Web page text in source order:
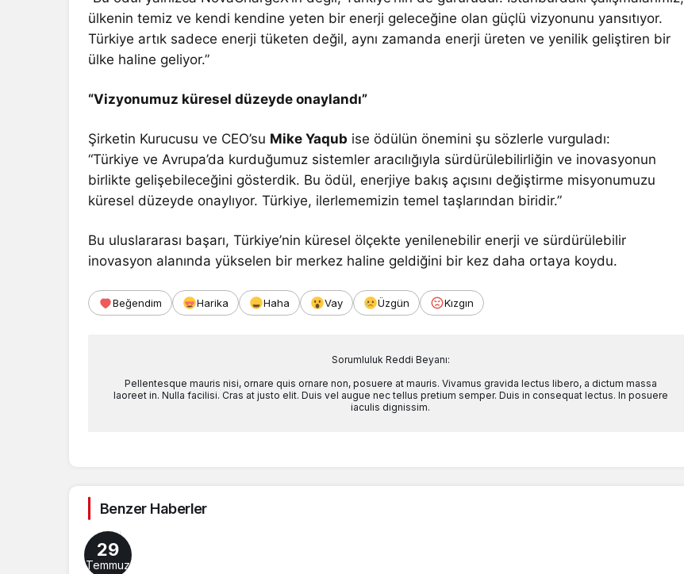
ülkenin temiz ve kendi kendine yeten bir enerji geleceğine olan güçlü vizyonunu yansıtıyor.
Türkiye artık sadece enerji tüketen değil, aynı zamanda enerji üreten ve yenilik geliştiren bir
ülke haline geliyor.”
“Vizyonumuz küresel düzeyde onaylandı”
Şirketin Kurucusu ve CEO’su Mike Yaqub ise ödülün önemini şu sözlerle vurguladı:
“Türkiye ve Avrupa’da kurduğumuz sistemler aracılığıyla sürdürülebilirliğin ve inovasyonun
birlikte gelişebileceğini gösterdik. Bu ödül, enerjiye bakış açısını değiştirme misyonumuzu
küresel düzeyde onaylıyor. Türkiye, ilerlememizin temel taşlarından biridir.”
Bu uluslararası başarı, Türkiye’nin küresel ölçekte yenilenebilir enerji ve sürdürülebilir
inovasyon alanında yükselen bir merkez haline geldiğini bir kez daha ortaya koydu.
Beğendim Harika Haha Vay Üzgün Kızgın
Sorumluluk Reddi Beyanı:
Pellentesque mauris nisi, ornare quis ornare non, posuere at mauris. Vivamus gravida lectus libero, a dictum massa
laoreet in. Nulla facilisi. Cras at justo elit. Duis vel augue nec tellus pretium semper. Duis in consequat lectus. In posuere
iaculis dignissim.
Benzer Haberler
29
Temmuz